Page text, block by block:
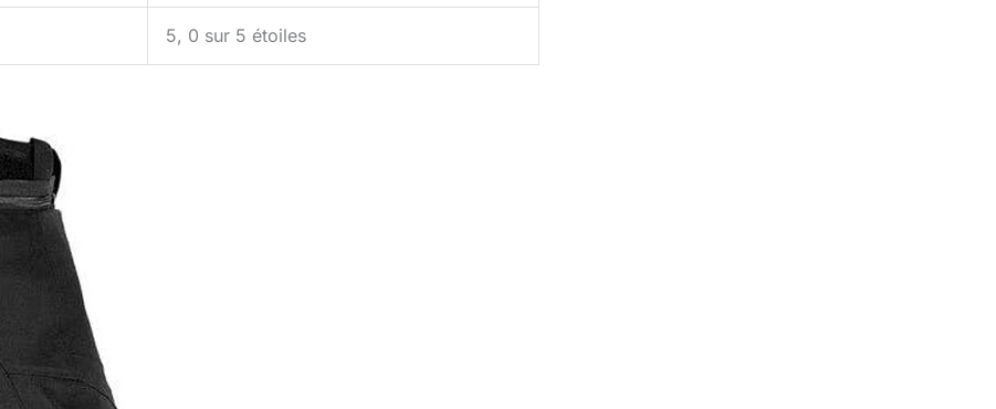
5, 0 sur 5 étoiles